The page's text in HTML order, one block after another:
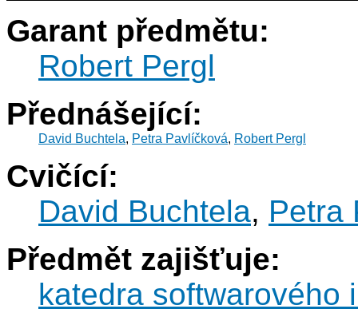
Garant předmětu:
Robert Pergl
Přednášející:
David Buchtela, Petra Pavlíčková, Robert Pergl
Cvičící:
David Buchtela, Petra
Předmět zajišťuje:
katedra softwarového